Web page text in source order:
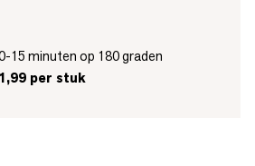
15 minuten op 180 graden
per stuk